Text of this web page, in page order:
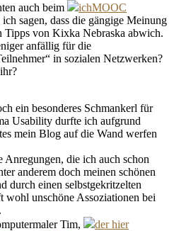
auch beim
ichMOOC
sagen, dass die gängige Meinung
Tipps von Kixka Nebraska abwich.
anfällig für die
in sozialen Netzwerken?
ein besonderes Schmankerl für
Usability durfte ich aufgrund
mein Blog auf die Wand werfen
Anregungen, die ich auch schon
anderem doch meinen schönen
durch einen selbstgekritzelten
wohl unschöne Assoziationen bei
Tim,
der hier